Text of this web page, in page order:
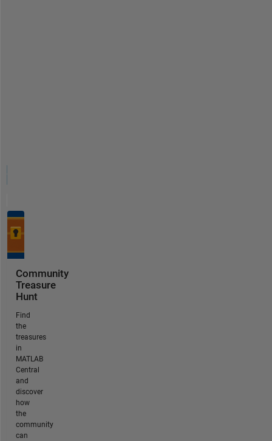
Community
Treasure
Hunt
Find
the
treasures
in
MATLAB
Central
and
discover
how
the
community
can